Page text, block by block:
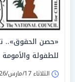
«حصن الحقوق»..
للطفولة والأمومة
الثلاثاء 17/مارس/2026 - 11:54 م